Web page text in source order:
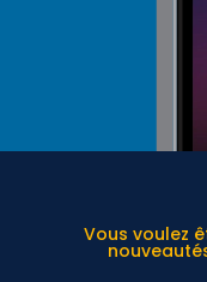
Vous voulez